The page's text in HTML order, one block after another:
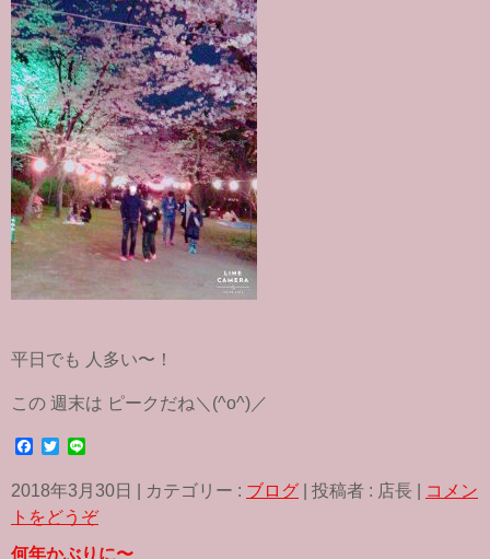
平日でも 人多い〜！
この 週末は ピークだね＼(^o^)／
c
e
b
o
T
i
t
t
r
n
e
2018年3月30日 カテゴリー : ブログ 投稿者 : 店長
コメン
トをどうぞ
何年かぶりに〜